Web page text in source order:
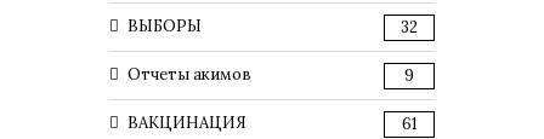
ВЫБОРЫ 32
Отчеты акимов 9
ВАКЦИНАЦИЯ 61